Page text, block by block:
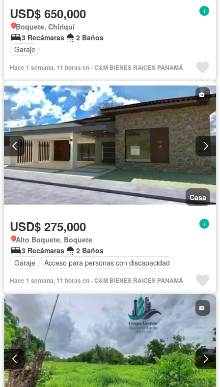
USD$ 650,000
Boquete, Chiriquí
3 Recámaras
2 Baños
Garaje
Hace 1 semana, 11 horas en - C&M BIENES RAICES PANAMÁ
Casa
USD$ 275,000
Alto Boquete, Boquete
3 Recámaras
2 Baños
Garaje
Acceso para personas con discapacidad
Hace 1 semana, 11 horas en - C&M BIENES RAICES PANAMÁ